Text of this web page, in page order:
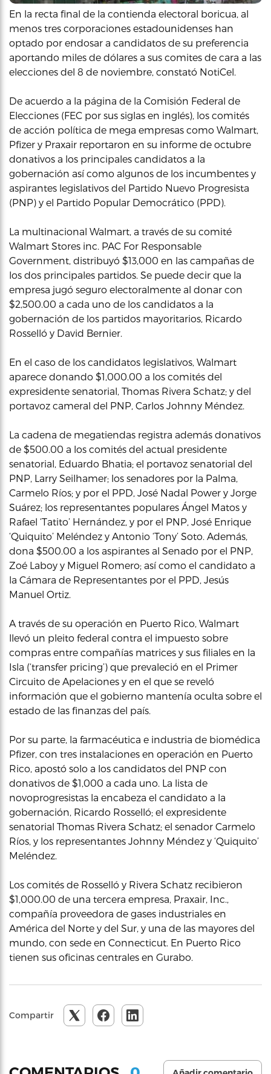
En la recta final de la contienda electoral boricua, al
menos tres corporaciones estadounidenses han
optado por endosar a candidatos de su preferencia
aportando miles de dólares a sus comites de cara a las
elecciones del 8 de noviembre, constató NotiCel.
De acuerdo a la página de la Comisión Federal de
Elecciones (FEC por sus siglas en inglés), los comités
de acción política de mega empresas como Walmart,
Pfizer y Praxair reportaron en su informe de octubre
donativos a los principales candidatos a la
gobernación así como algunos de los incumbentes y
aspirantes legislativos del Partido Nuevo Progresista
(PNP) y el Partido Popular Democrático (PPD).
La multinacional Walmart, a través de su comité
Walmart Stores inc. PAC For Responsable
Government, distribuyó $13,000 en las campañas de
los dos principales partidos. Se puede decir que la
empresa jugó seguro electoralmente al donar con
$2,500.00 a cada uno de los candidatos a la
gobernación de los partidos mayoritarios, Ricardo
Rosselló y David Bernier.
En el caso de los candidatos legislativos, Walmart
aparece donando $1,000.00 a los comités del
expresidente senatorial, Thomas Rivera Schatz; y del
portavoz cameral del PNP, Carlos Johnny Méndez.
La cadena de megatiendas registra además donativos
de $500.00 a los comités del actual presidente
senatorial, Eduardo Bhatia; el portavoz senatorial del
PNP, Larry Seilhamer; los senadores por la Palma,
Carmelo Ríos; y por el PPD, José Nadal Power y Jorge
Suárez; los representantes populares Ángel Matos y
Rafael ‘Tatito’ Hernández, y por el PNP, José Enrique
‘Quiquito’ Meléndez y Antonio ‘Tony’ Soto. Además,
dona $500.00 a los aspirantes al Senado por el PNP,
Zoé Laboy y Miguel Romero; así como el candidato a
la Cámara de Representantes por el PPD, Jesús
Manuel Ortiz.
A través de su operación en Puerto Rico, Walmart
llevó un pleito federal contra el impuesto sobre
compras entre compañías matrices y sus filiales en la
Isla (‘transfer pricing’) que prevaleció en el Primer
Circuito de Apelaciones y en el que se reveló
información que el gobierno mantenía oculta sobre el
estado de las finanzas del país.
Por su parte, la farmacéutica e industria de biomédica
Pfizer, con tres instalaciones en operación en Puerto
Rico, apostó solo a los candidatos del PNP con
donativos de $1,000 a cada uno. La lista de
novoprogresistas la encabeza el candidato a la
gobernación, Ricardo Rosselló; el expresidente
senatorial Thomas Rivera Schatz; el senador Carmelo
Ríos, y los representantes Johnny Méndez y ‘Quiquito’
Meléndez.
Los comités de Rosselló y Rivera Schatz recibieron
$1,000.00 de una tercera empresa, Praxair, Inc.,
compañía proveedora de gases industriales en
América del Norte y del Sur, y una de las mayores del
mundo, con sede en Connecticut. En Puerto Rico
tienen sus oficinas centrales en Gurabo.
Compartir